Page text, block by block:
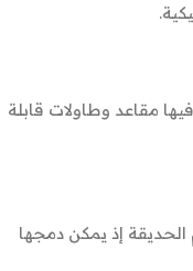
مقاعد وطاولات قابلة
إذ يمكن دمجها